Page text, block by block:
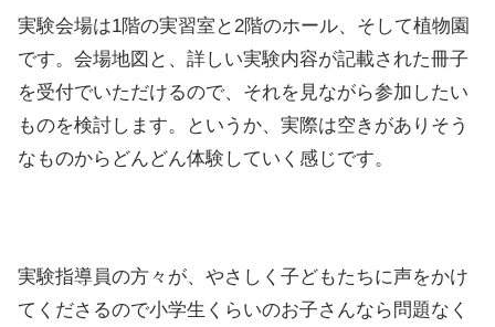
実験会場は1階の実習室と2階のホール、そして植物園
です。会場地図と、詳しい実験内容が記載された冊子
を受付でいただけるので、それを見ながら参加したい
ものを検討します。というか、実際は空きがありそう
なものからどんどん体験していく感じです。
実験指導員の方々が、やさしく子どもたちに声をかけ
てくださるので小学生くらいのお子さんなら問題なく